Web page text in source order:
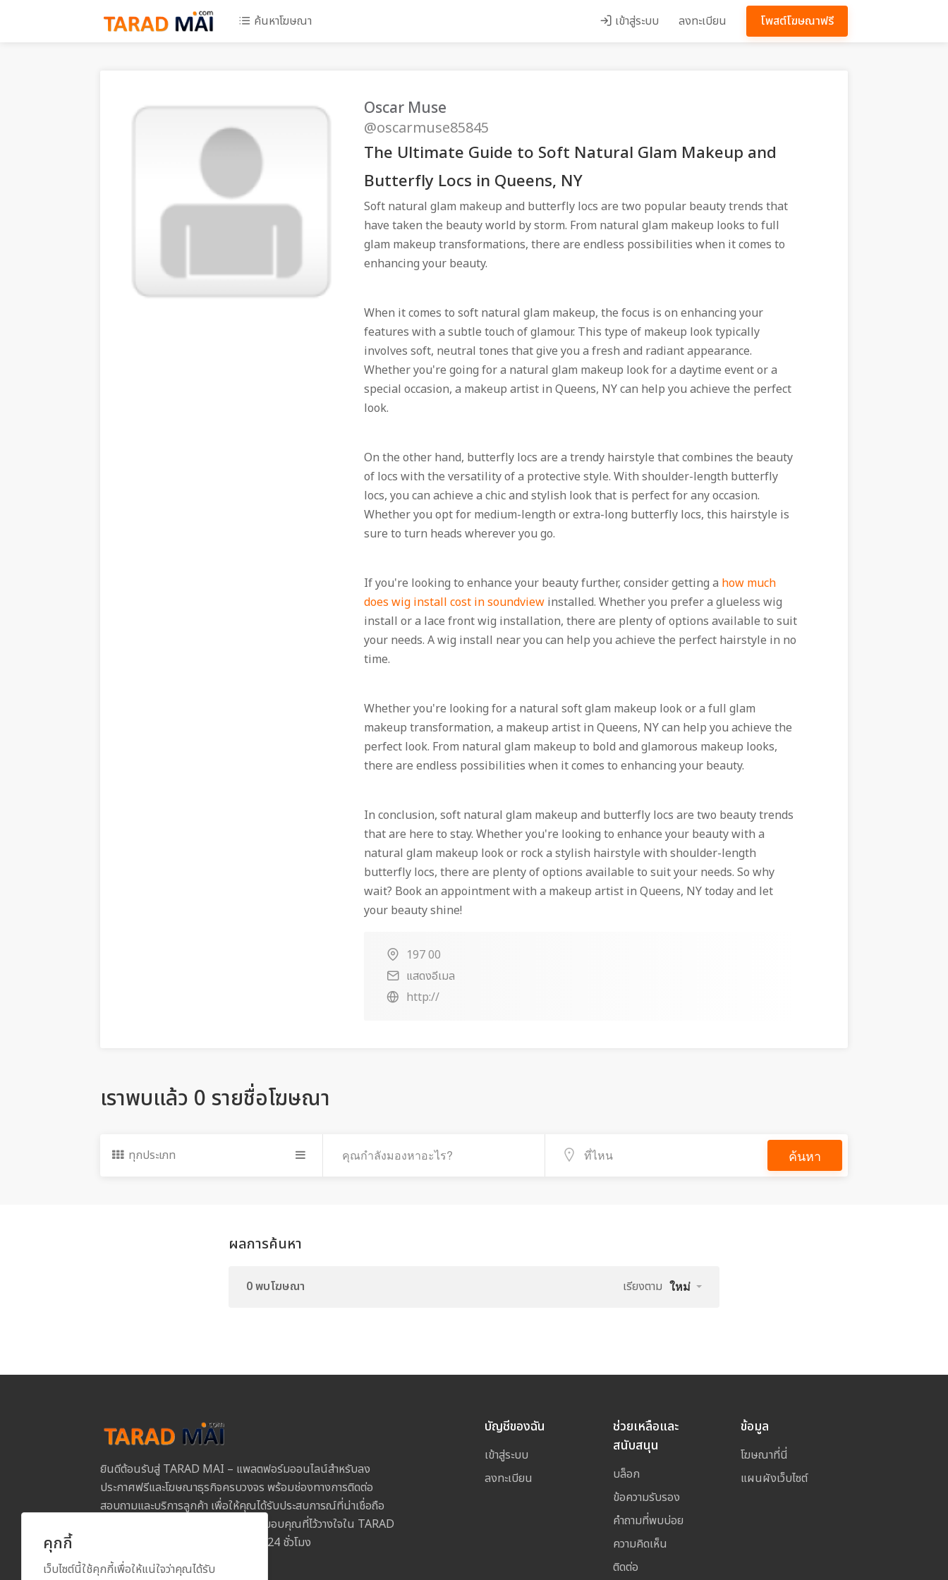
ค้นหาโฆษณา เข้าสู่ระบบ ลงทะเบียน โพสต์โฆษณาฟรี
Oscar Muse
@oscarmuse85845
The Ultimate Guide to Soft Natural Glam Makeup and
Butterfly Locs in Queens, NY
Soft natural glam makeup and butterfly locs are two popular beauty trends that
have taken the beauty world by storm. From natural glam makeup looks to full
glam makeup transformations, there are endless possibilities when it comes to
enhancing your beauty.
When it comes to soft natural glam makeup, the focus is on enhancing your
features with a subtle touch of glamour. This type of makeup look typically
involves soft, neutral tones that give you a fresh and radiant appearance.
Whether you're going for a natural glam makeup look for a daytime event or a
special occasion, a makeup artist in Queens, NY can help you achieve the perfect
look.
On the other hand, butterfly locs are a trendy hairstyle that combines the beauty
of locs with the versatility of a protective style. With shoulder-length butterfly
locs, you can achieve a chic and stylish look that is perfect for any occasion.
Whether you opt for medium-length or extra-long butterfly locs, this hairstyle is
sure to turn heads wherever you go.
If you're looking to enhance your beauty further, consider getting a how much
does wig install cost in soundview installed. Whether you prefer a glueless wig
install or a lace front wig installation, there are plenty of options available to suit
your needs. A wig install near you can help you achieve the perfect hairstyle in no
time.
Whether you're looking for a natural soft glam makeup look or a full glam
makeup transformation, a makeup artist in Queens, NY can help you achieve the
perfect look. From natural glam makeup to bold and glamorous makeup looks,
there are endless possibilities when it comes to enhancing your beauty.
In conclusion, soft natural glam makeup and butterfly locs are two beauty trends
that are here to stay. Whether you're looking to enhance your beauty with a
natural glam makeup look or rock a stylish hairstyle with shoulder-length
butterfly locs, there are plenty of options available to suit your needs. So why
wait? Book an appointment with a makeup artist in Queens, NY today and let
your beauty shine!
197 00
แสดงอีเมล
http://
เราพบแล้ว 0 รายชื่อโฆษณา
ทุกประเภท ค้นหา
ผลการค้นหา
0 พบโฆษณา เรียงตาม ใหม่
ยินดีต้อนรับสู่ TARAD MAI – แพลตฟอร์มออนไลน์สำหรับลง
ประกาศฟรีและโฆษณาธุรกิจครบวงจร พร้อมช่องทางการติดต่อ
สอบถามและบริการลูกค้า เพื่อให้คุณได้รับประสบการณ์ที่น่าเชื่อถือ
และปลอดภัยในการใช้งานทุกขั้นตอน ขอบคุณที่ไว้วางใจใน TARAD
MAI และเราพร้อมให้บริการคุณตลอด 24 ชั่วโมง
บัญชีของฉัน
เข้าสู่ระบบ
ลงทะเบียน
ช่วยเหลือและ
สนับสนุน
บล็อก
ข้อความรับรอง
คำถามที่พบบ่อย
ความคิดเห็น
ติดต่อ
ข้อมูล
โฆษณาที่นี่
แผนผังเว็บไซต์
คุกกี้
เว็บไซต์นี้ใช้คุกกี้เพื่อให้แน่ใจว่าคุณได้รับ